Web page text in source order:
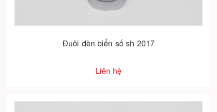
Đuôi đèn biển số sh 2017
Liên hệ